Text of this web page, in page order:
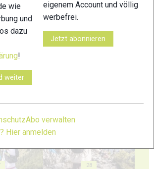
28
wie
und
dazu
!
weiter
eigenem Account und völlig
werbefrei.
Jetzt abonnieren
Abo verwalten
Hier anmelden